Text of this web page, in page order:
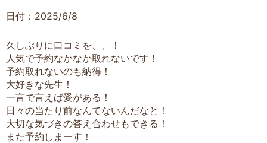
日付：2025/6/8
久しぶりに口コミを、、！
人気で予約なかなか取れないです！
予約取れないのも納得！
大好きな先生！
一言で言えば愛がある！
日々の当たり前なんてないんだなと！
大切な気づきの答え合わせもできる！
また予約しまーす！